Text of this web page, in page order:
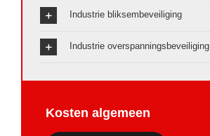
Industrie bliksembeveiliging
Industrie overspanningsbeveiliging
Kosten algemeen